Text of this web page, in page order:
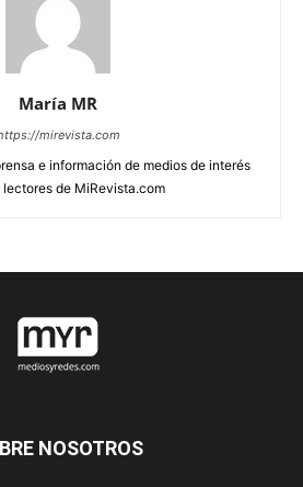
María MR
mirevista.com
e información de medios de interés
lectores de MiRevista.com
NOSOTROS